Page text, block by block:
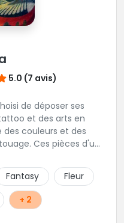
5.0 (7 avis)
de déposer ses
et des arts en
couleurs et des
Ces pièces d'un
tatouer par cette
par téléphone:
Fantasy
Fleur
+ 2